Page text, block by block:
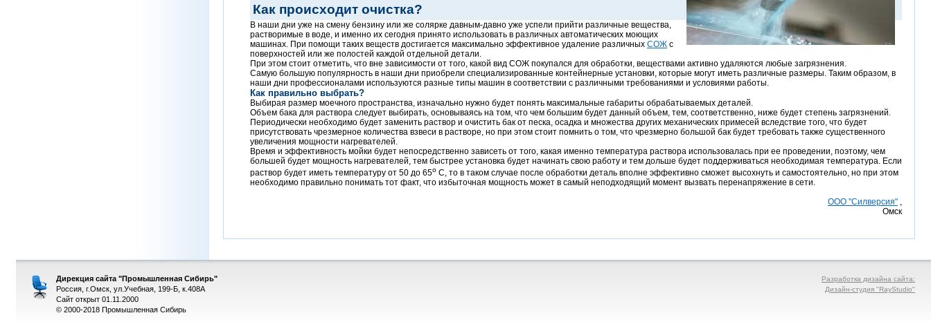
Как происходит очистка?
В наши дни уже на смену бензину или же солярке давным-давно уже успели прийти различные вещества,
растворимые в воде, и именно их сегодня принято использовать в различных автоматических моющих
машинах. При помощи таких веществ достигается максимально эффективное удаление различных СОЖ с
поверхностей или же полостей каждой отдельной детали.
При этом стоит отметить, что вне зависимости от того, какой вид СОЖ покупался для обработки, веществами активно удаляются любые загрязнения.
Самую большую популярность в наши дни приобрели специализированные контейнерные установки, которые могут иметь различные размеры. Таким образом, в
наши дни профессионалами используются разные типы машин в соответствии с различными требованиями и условиями работы.
Как правильно выбрать?
Выбирая размер моечного пространства, изначально нужно будет понять максимальные габариты обрабатываемых деталей.
Объем бака для раствора следует выбирать, основываясь на том, что чем большим будет данный объем, тем, соответственно, ниже будет степень загрязнений.
Периодически необходимо будет заменить раствор и очистить бак от песка, осадка и множества других механических примесей вследствие того, что будет
присутствовать чрезмерное количества взвеси в растворе, но при этом стоит помнить о том, что чрезмерно большой бак будет требовать также существенного
увеличения мощности нагревателей.
Время и эффективность мойки будет непосредственно зависеть от того, какая именно температура раствора использовалась при ее проведении, поэтому, чем
большей будет мощность нагревателей, тем быстрее установка будет начинать свою работу и тем дольше будет поддерживаться необходимая температура. Если
раствор будет иметь температуру от 50 до 65о С, то в таком случае после обработки деталь вполне эффективно сможет высохнуть и самостоятельно, но при этом
необходимо правильно понимать тот факт, что избыточная мощность может в самый неподходящий момент вызвать перенапряжение в сети.
ООО "Силверсия" ,
Омск
Дирекция сайта "Промышленная Сибирь"
Россия, г.Омск, ул.Учебная, 199-Б, к.408А
Сайт открыт 01.11.2000
© 2000-2018 Промышленная Сибирь
Разработка дизайна сайта:
Дизайн-студия "RayStudio"